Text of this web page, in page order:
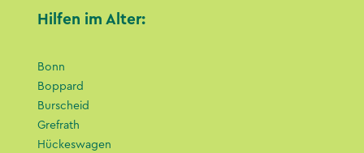
Hilfen im Alter:
Bonn
Boppard
Burscheid
Grefrath
Hückeswagen